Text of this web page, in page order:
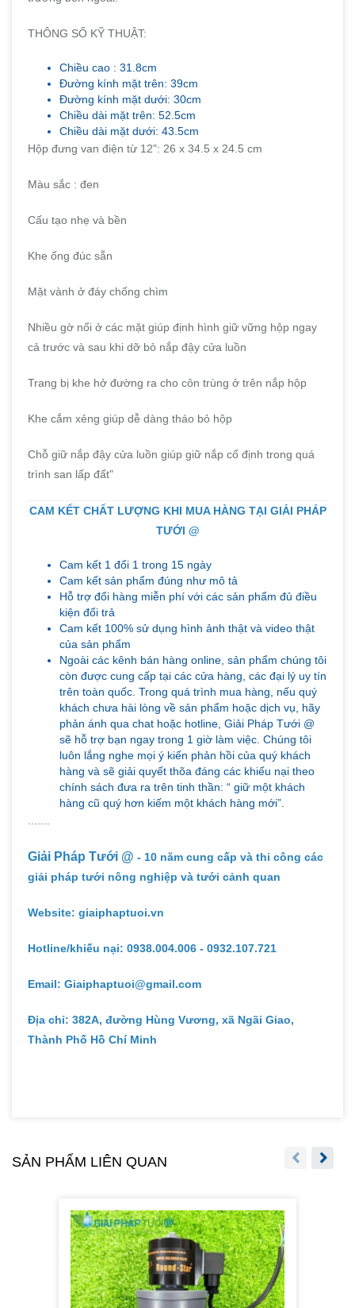
THÔNG SỐ KỸ THUẬT:
Chiều cao : 31.8cm
Đường kính mặt trên: 39cm
Đường kính mặt dưới: 30cm
Chiều dài mặt trên: 52.5cm
Chiều dài mặt dưới: 43.5cm
Hộp đưng van điện từ 12": 26 x 34.5 x 24.5 cm
Màu sắc : đen
Cấu tạo nhẹ và bền
Khe ống đúc sẵn
Mặt vành ở đáy chống chìm
Nhiều gờ nổi ở các mặt giúp định hình giữ vững hộp ngay
cả trước và sau khi dỡ bỏ nắp đậy cửa luồn
Trang bị khe hở đường ra cho côn trùng ở trên nắp hộp
Khe cắm xẻng giúp dễ dàng tháo bỏ hộp
Chỗ giữ nắp đậy cửa luồn giúp giữ nắp cố định trong quá
trình san lấp đất"
CAM KẾT CHẤT LƯỢNG KHI MUA HÀNG TẠI GIẢI PHÁP
TƯỚI @
Cam kết 1 đổi 1 trong 15 ngày
Cam kết sản phẩm đúng như mô tả
Hỗ trợ đổi hàng miễn phí với các sản phẩm đủ điều
kiện đổi trả
Cam kết 100% sử dụng hình ảnh thật và video thật
của sản phẩm
Ngoài các kênh bán hàng online, sản phẩm chúng tôi
còn được cung cấp tại các cửa hàng, các đại lý uy tín
trên toàn quốc. Trong quá trình mua hàng, nếu quý
khách chưa hài lòng về sản phẩm hoặc dịch vụ, hãy
phản ánh qua chat hoặc hotline, Giải Pháp Tưới @
sẽ hỗ trợ bạn ngay trong 1 giờ làm việc. Chúng tôi
luôn lắng nghe mọi ý kiến phản hồi của quý khách
hàng và sẽ giải quyết thõa đáng các khiếu nại theo
chính sách đưa ra trên tinh thần: “ giữ một khách
hàng cũ quý hơn kiếm một khách hàng mới”.
Giải Pháp Tưới @ - 10 năm cung cấp và thi công các
giải pháp tưới nông nghiệp và tưới cảnh quan
Website: giaiphaptuoi.vn
Hotline/khiếu nại: 0938.004.006 - 0932.107.721
Email: Giaiphaptuoi@gmail.com
Địa chỉ: 382A, đường Hùng Vương, xã Ngãi Giao,
Thành Phố Hồ Chí Minh
SẢN PHẨM LIÊN QUAN